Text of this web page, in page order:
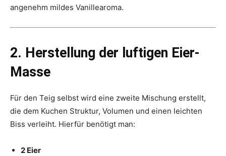
angenehm mildes Vanillearoma.
2. Herstellung der luftigen Eier-
Masse
Für den Teig selbst wird eine zweite Mischung erstellt,
die dem Kuchen Struktur, Volumen und einen leichten
Biss verleiht. Hierfür benötigt man:
2 Eier